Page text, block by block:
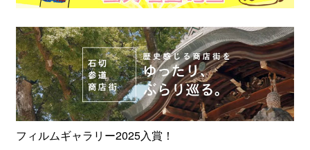
フィルムギャラリー2025入賞！